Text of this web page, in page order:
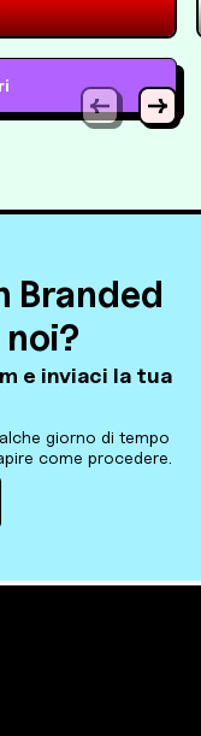
Previous slide
Next
Branded
e inviaci la tua
giorno di tempo
come procedere.